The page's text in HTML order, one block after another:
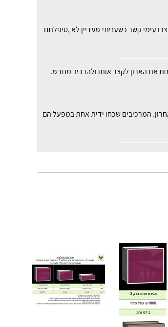
עימי קשר כשעניתי שעדיין לא ,טיפלתם
את הארון לקצר אותו ולהרכיב מחדש.
המרכיבים שכחו ידית אחת במפעל הם